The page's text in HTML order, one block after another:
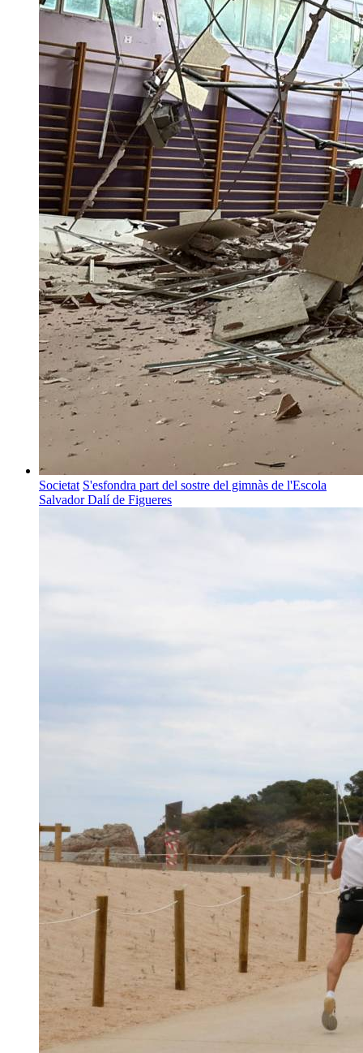
Societat S'esfondra part del sostre del gimnàs de l'Escola
Salvador Dalí de Figueres